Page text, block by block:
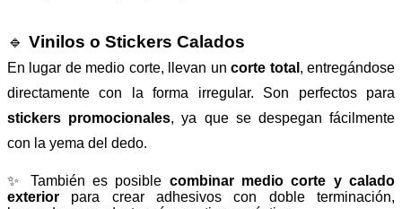
🔹 Vinilos o Stickers Calados
En lugar de medio corte, llevan uncorte total , entregándose
directamente con la forma irregular. Son perfectos para
stickers promocionales, ya que se despegan fácilmente
con la yema del dedo.
✨ También es posible combinar medio corte y calado
exterior para crear adhesivos con doble terminación,